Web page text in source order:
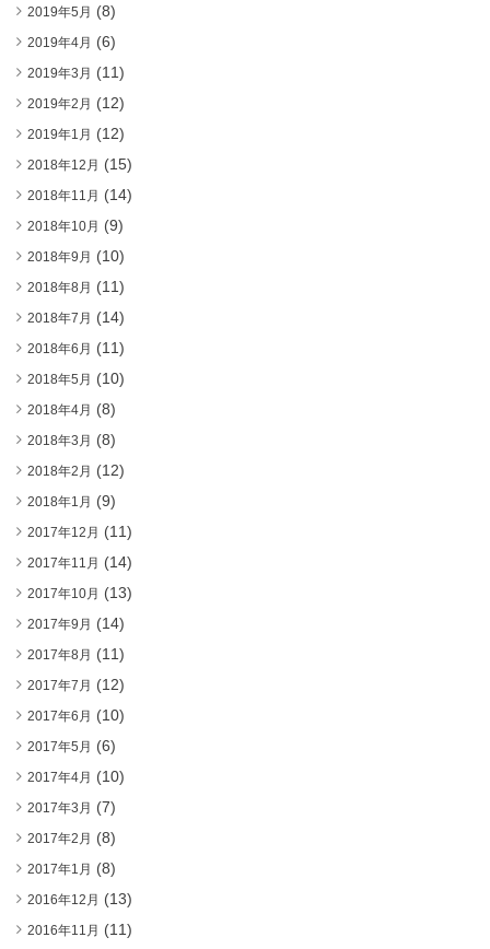
2019年5月 (8)
2019年4月 (6)
2019年3月 (11)
2019年2月 (12)
2019年1月 (12)
2018年12月 (15)
2018年11月 (14)
2018年10月 (9)
2018年9月 (10)
2018年8月 (11)
2018年7月 (14)
2018年6月 (11)
2018年5月 (10)
2018年4月 (8)
2018年3月 (8)
2018年2月 (12)
2018年1月 (9)
2017年12月 (11)
2017年11月 (14)
2017年10月 (13)
2017年9月 (14)
2017年8月 (11)
2017年7月 (12)
2017年6月 (10)
2017年5月 (6)
2017年4月 (10)
2017年3月 (7)
2017年2月 (8)
2017年1月 (8)
2016年12月 (13)
2016年11月 (11)